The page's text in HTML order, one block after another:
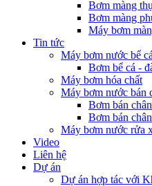
Bơm màng
Bơm màng
Máy bơm
Tin tức
Máy bơm nước bể
Bơm bể cá -
Máy bơm hóa chất
Máy bơm nước bán
Bơm bán
Bơm bán
Máy bơm nước rửa
Video
Liên hệ
Dự án
Dự án hợp tác với